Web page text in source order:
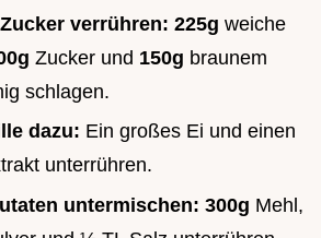
verrühren: 225g weiche
Zucker und 150g braunem
schlagen.
dazu: Ein großes Ei und einen
unterrühren.
untermischen: 300g Mehl,